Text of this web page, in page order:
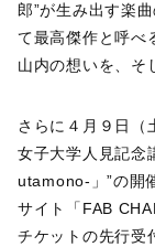
郎”が生み出す楽
て最高傑作と呼べ
山内の想いを、そ
さらに４月９日（
女子大学人見記念
utamono-」”の開
サイト「FAB
チケットの先行受